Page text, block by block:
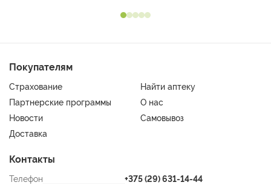
Покупателям
Страхование
Найти аптеку
Партнерские программы
О нас
Новости
Самовывоз
Доставка
Контакты
Телефон
+375 (29) 631-14-44